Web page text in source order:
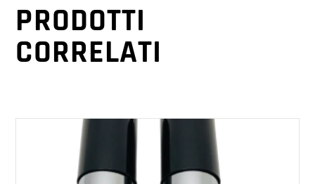
PRODOTTI
CORRELATI